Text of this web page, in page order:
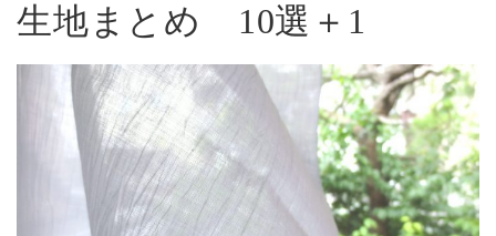
生地まとめ 10選＋1